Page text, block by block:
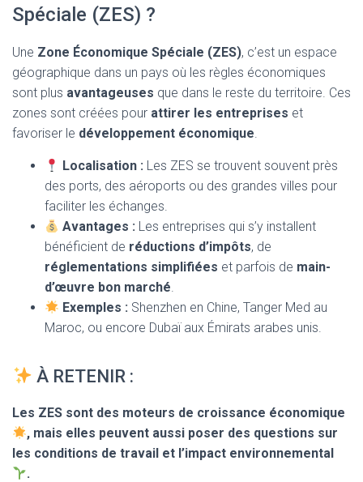
Spéciale (ZES) ?
Une Zone Économique Spéciale (ZES), c’est un espace
géographique dans un pays où les règles économiques
sont plus avantageuses que dans le reste du territoire. Ces
zones sont créées pour attirer les entreprises et
favoriser le développement économique.
Localisation : Les ZES se trouvent souvent près
des ports, des aéroports ou des grandes villes pour
faciliter les échanges.
Avantages : Les entreprises qui s’y installent
bénéficient de réductions d’impôts, de
réglementations simplifiées et parfois de main-
d’œuvre bon marché.
Exemples : Shenzhen en Chine, Tanger Med au
Maroc, ou encore Dubaï aux Émirats arabes unis.
À RETENIR :
Les ZES sont des moteurs de croissance économique
, mais elles peuvent aussi poser des questions sur
les conditions de travail et l’impact environnemental
.